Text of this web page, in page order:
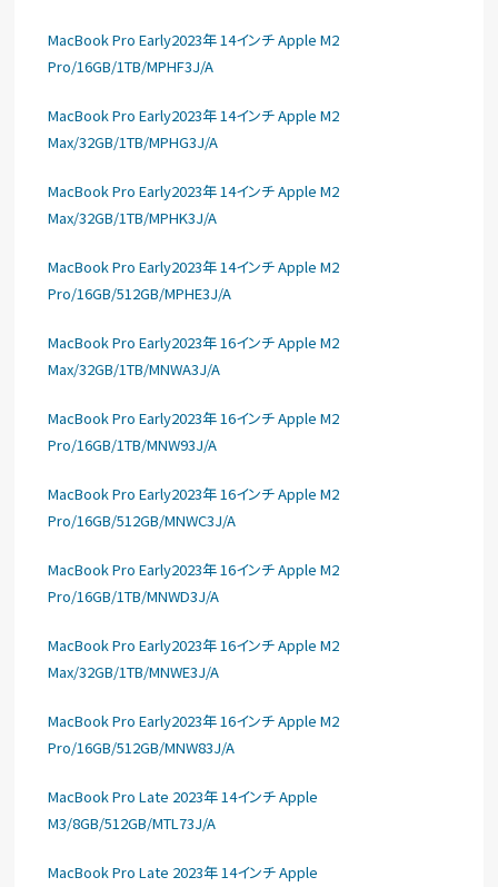
MacBook Pro Early2023年 14インチ Apple M2
Pro/16GB/1TB/MPHF3J/A
MacBook Pro Early2023年 14インチ Apple M2
Max/32GB/1TB/MPHG3J/A
MacBook Pro Early2023年 14インチ Apple M2
Max/32GB/1TB/MPHK3J/A
MacBook Pro Early2023年 14インチ Apple M2
Pro/16GB/512GB/MPHE3J/A
MacBook Pro Early2023年 16インチ Apple M2
Max/32GB/1TB/MNWA3J/A
MacBook Pro Early2023年 16インチ Apple M2
Pro/16GB/1TB/MNW93J/A
MacBook Pro Early2023年 16インチ Apple M2
Pro/16GB/512GB/MNWC3J/A
MacBook Pro Early2023年 16インチ Apple M2
Pro/16GB/1TB/MNWD3J/A
MacBook Pro Early2023年 16インチ Apple M2
Max/32GB/1TB/MNWE3J/A
MacBook Pro Early2023年 16インチ Apple M2
Pro/16GB/512GB/MNW83J/A
MacBook Pro Late 2023年 14インチ Apple
M3/8GB/512GB/MTL73J/A
MacBook Pro Late 2023年 14インチ Apple